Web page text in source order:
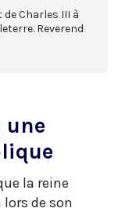
Charles III à
Reverend
une
la reine
lors de son